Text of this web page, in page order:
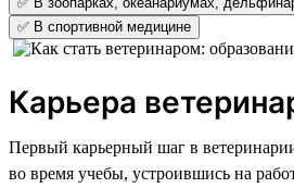
✅ В спортивной медицине
Карьера
Первый карьерный шаг в
во время учебы, устроившись на